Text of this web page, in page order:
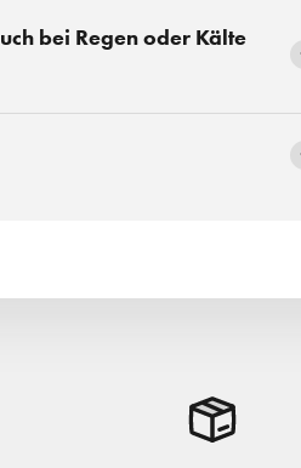
bei Regen oder Kälte